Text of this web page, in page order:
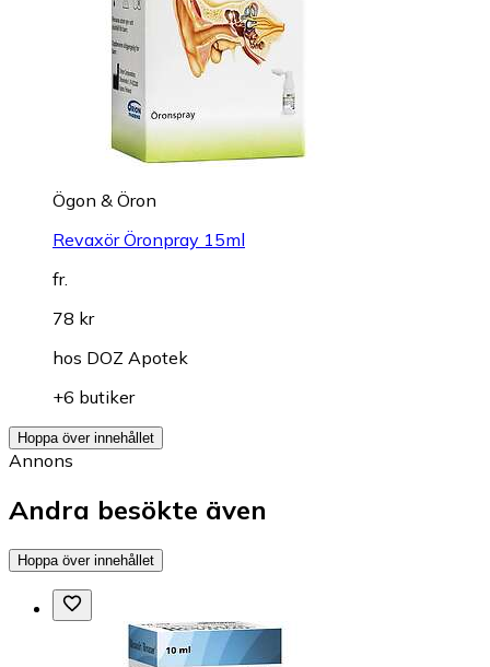
Ögon & Öron
Revaxör Öronpray 15ml
fr.
78 kr
hos DOZ Apotek
+6 butiker
Hoppa över innehållet
Annons
Andra besökte även
Hoppa över innehållet